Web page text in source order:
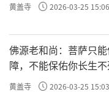
黄盖寺 2026-03-25
佛源老和尚：菩萨只
障，不能保佑你长生
黄盖寺 2026-03-25